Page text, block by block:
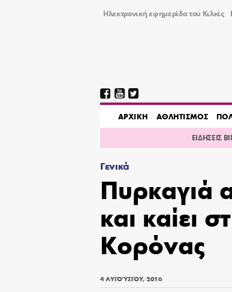
Ηλεκτρονική εφημερίδα του Κιλκίς
AΡΧΙΚΗ ΑΘΛΗΤΙΣΜΟΣ
ΕΙΔΗΣΕΙΣ
Γενικά
Πυρκαγιά
και καίει
Κορόνας
4 ΑΥΓΟΎΣΤΟΥ, 2016